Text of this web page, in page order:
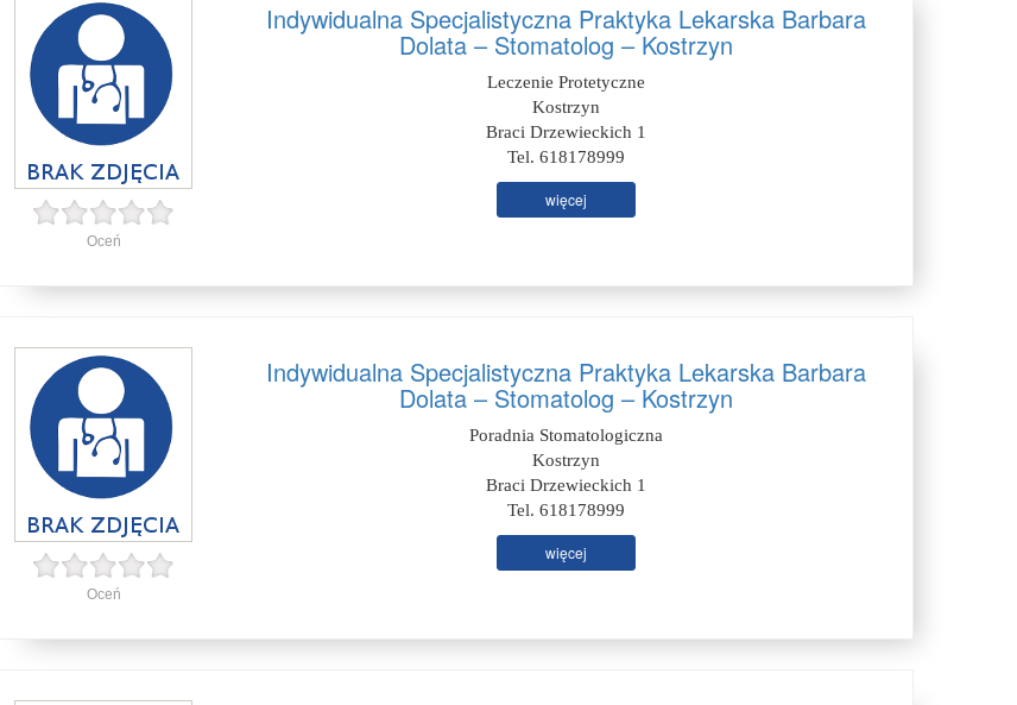
Oceń
Indywidualna Specjalistyczna Praktyka Lekarska Barbara
Dolata – Stomatolog – Kostrzyn
Leczenie Protetyczne
Kostrzyn
Braci Drzewieckich 1
Tel. 618178999
więcej
Oceń
Indywidualna Specjalistyczna Praktyka Lekarska Barbara
Dolata – Stomatolog – Kostrzyn
Poradnia Stomatologiczna
Kostrzyn
Braci Drzewieckich 1
Tel. 618178999
więcej